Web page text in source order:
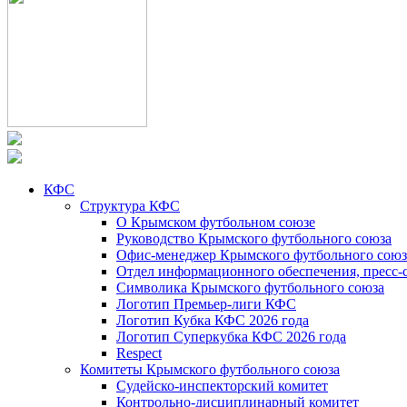
КФС
Структура КФС
О Крымском футбольном союзе
Руководство Крымского футбольного союза
Офис-менеджер Крымского футбольного
Отдел информационного обеспечения, пресс-
Символика Крымского футбольного союза
Логотип Премьер-лиги КФС
Логотип Кубка КФС 2026 года
Логотип Суперкубка КФС 2026 года
Respect
Комитеты Крымского футбольного союза
Судейско-инспекторский комитет
Контрольно-дисциплинарный комитет